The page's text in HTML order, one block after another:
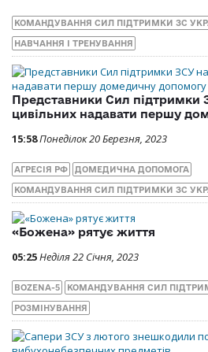
КОМАНДУВАННЯ СИЛ ПІДТРИМКИ ЗС
НАВЧАННЯ І ТРЕНУВАННЯ
Представники Сил підтримки
цивільних надавати першу
15:58Понеділок 20 Березня, 2023
АГРЕСІЯ РФ ДОМЕДИЧНА ДОПОМОГА
КОМАНДУВАННЯ СИЛ ПІДТРИМКИ ЗС
«Божена» рятує життя
05:25Неділя 22 Січня, 2023
BOZENA-5 КОМАНДУВАННЯ СИЛ
РОЗМІНУВАННЯ